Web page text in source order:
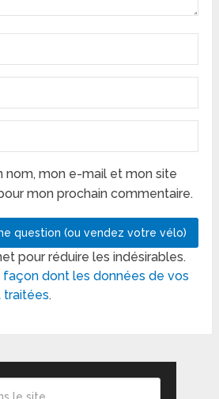
nom, mon e-mail et mon site
mon prochain commentaire.
pour réduire les indésirables.
façon dont les données de vos
traitées.